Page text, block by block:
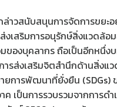
าวสนับสนุนการจัดการขยะอ
งเสริมการอนุรักษ์สิ่งแวดล้อ
ของบุคลากร ถือเป็นอีกหนึ่ง
รส่งเสริมจิตสำนึกด้านสิ่งแ
ยการพัฒนาที่ยั่งยืน (SDGs)
ค เป็นการรวบรวมจากการดำ